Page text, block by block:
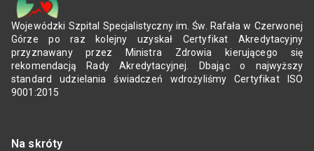
Wojewódzki Szpital Specjalistyczny im. Św. Rafała w Czerwonej
Górze po raz kolejny uzyskał Certyfikat Akredytacyjny
przyznawany przez Ministra Zdrowia kierującego się
rekomendacją Rady Akredytacyjnej. Dbając o najwyższy
standard udzielania świadczeń wdrożyliśmy Certyfikat ISO
9001:2015
Na skróty